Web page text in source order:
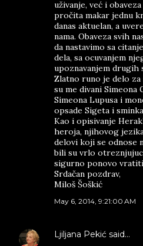
uživanje, već i
pročita makar jednu
danas aktuelan, a
nama. Obaveza svih
da nastavimo sa
dela, sa ocuvanjem
upoznavanjem drugih
Zlatno runo je delo za
su me divani Simeona
Simeona Lupusa i
opsade Sigeta i
Kao i opisivanje
heroja, njihovog
delovi koji se odnose
bili su vrlo
sigurno ponovo
Srdačan pozdrav,
Miloš Šoškić
May 6, 2014, 9:21:00 AM
Ljiljana Pekić said…